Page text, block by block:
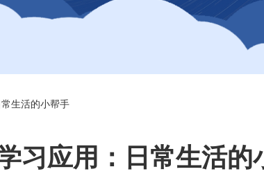
生活的小帮手
习应用：日常生活的